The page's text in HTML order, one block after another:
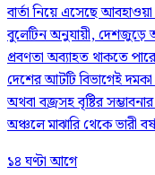
বার্তা নিয়ে এসেছে
বুলেটিন অনুযায়ী, দেশজুড়ে
প্রবণতা অব্যাহত থাকতে
দেশের আটটি বিভাগেই দমকা
অথবা বজ্রসহ বৃষ্টির
অঞ্চলে মাঝারি থেকে ভারী
১৪ ঘণ্টা আগে